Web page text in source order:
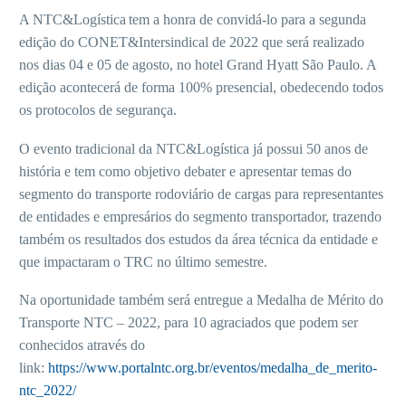
A NTC&Logística tem a honra de convidá-lo para a segunda
edição do CONET&Intersindical de 2022 que será realizado
nos dias 04 e 05 de agosto, no hotel Grand Hyatt São Paulo. A
edição acontecerá de forma 100% presencial, obedecendo todos
os protocolos de segurança.
O evento tradicional da NTC&Logística já possui 50 anos de
história e tem como objetivo debater e apresentar temas do
segmento do transporte rodoviário de cargas para representantes
de entidades e empresários do segmento transportador, trazendo
também os resultados dos estudos da área técnica da entidade e
que impactaram o TRC no último semestre.
Na oportunidade também será entregue a Medalha de Mérito do
Transporte NTC – 2022, para 10 agraciados que podem ser
conhecidos através do
link: https://www.portalntc.org.br/eventos/medalha_de_merito-
ntc_2022/